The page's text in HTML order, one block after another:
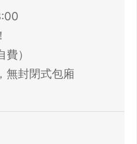
）
無封閉式包廂